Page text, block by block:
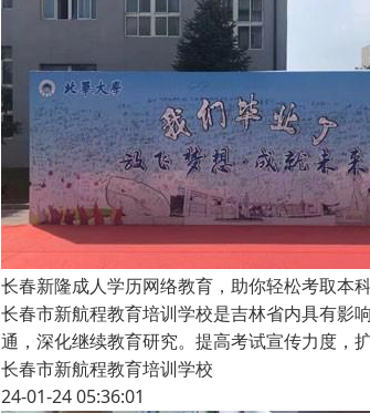
长春新隆成人学历网络教育，助你轻松考取本
长春市新航程教育培训学校是吉林省内具有影
通，深化继续教育研究。提高考试宣传力度，
长春市新航程教育培训学校
24-01-24 05:36:01